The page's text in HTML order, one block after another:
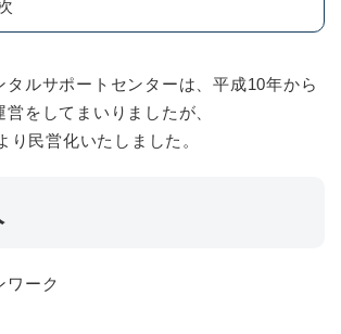
タルサポートセンターは、平成10年から
をしてまいりましたが、
り民営化いたしました。
ワーク